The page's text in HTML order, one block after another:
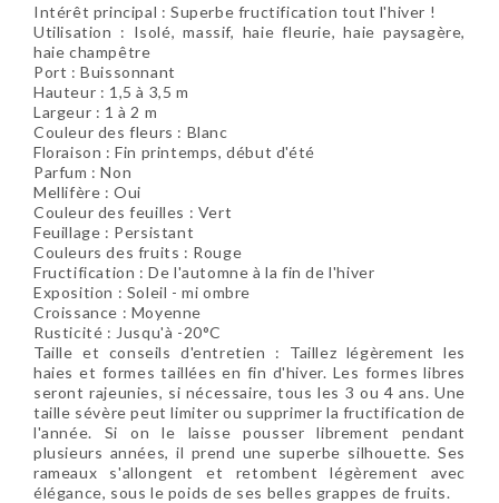
Intérêt principal : Superbe fructification tout l'hiver !
Utilisation : Isolé, massif, haie fleurie, haie paysagère,
haie champêtre
Port : Buissonnant
Hauteur : 1,5 à 3,5 m
Largeur : 1 à 2 m
Couleur des fleurs : Blanc
Floraison :Fin printemps, début d'été
Parfum : Non
Mellifère : Oui
Couleur des feuilles : Vert
Feuillage : Persistant
Couleurs des fruits : Rouge
Fructification : De l'automne à la fin de l'hiver
Exposition : Soleil - mi ombre
Croissance : Moyenne
Rusticité : Jusqu'à -20°C
Taille et conseils d'entretien : Taillez légèrement les
haies et formes taillées en fin d'hiver. Les formes libres
seront rajeunies, si nécessaire, tous les 3 ou 4 ans. Une
taille sévère peut limiter ou supprimer la fructification de
l'année. Si on le laisse pousser librement pendant
plusieurs années, il prend une superbe silhouette. Ses
rameaux s'allongent et retombent légèrement avec
élégance, sous le poids de ses belles grappes de fruits.